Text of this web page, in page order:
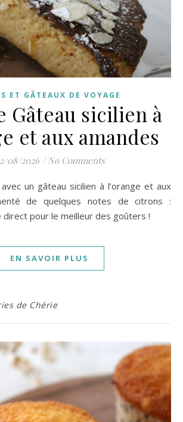
ET GÂTEAUX DE VOYAGE
Gâteau sicilien à
et aux amandes
08/2026 / No Comments
de quelques notes de citrons :
direct pour le meilleur des goûters !
EN SAVOIR PLUS
de Chérie